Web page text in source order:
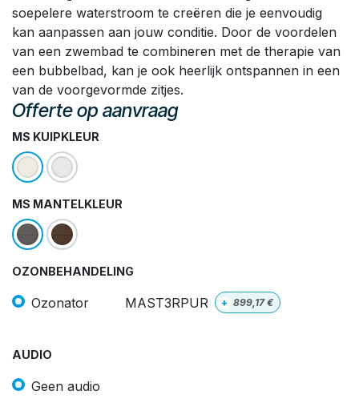
soepelere waterstroom te creëren die je eenvoudig
kan aanpassen aan jouw conditie. Door de voordelen
van een zwembad te combineren met de therapie van
een bubbelbad, kan je ook heerlijk ontspannen in een
van de voorgevormde zitjes.
Offerte op aanvraag
MS KUIPKLEUR
MS MANTELKLEUR
OZONBEHANDELING
Ozonator MAST3RPUR + 899,17€
AUDIO
Geen audio